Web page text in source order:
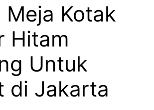
Meja Kotak
Hitam
Untuk
di Jakarta